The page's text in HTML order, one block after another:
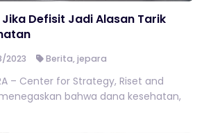
Jika Defisit Jadi Alasan Tarik
2023 Berita,jepara
– Center for Strategy, Riset and
bahwa dana kesehatan,